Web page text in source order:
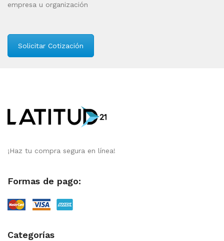
empresa u organización
Solicitar Cotización
¡Haz tu compra segura en línea!
Formas de pago:
Categorías